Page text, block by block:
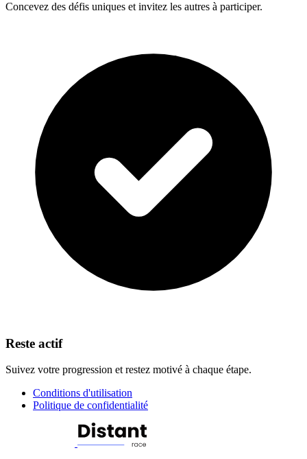
Concevez des défis uniques et invitez les autres à participer.
Reste actif
Suivez votre progression et restez motivé à chaque étape.
Conditions d'utilisation
Politique de confidentialité